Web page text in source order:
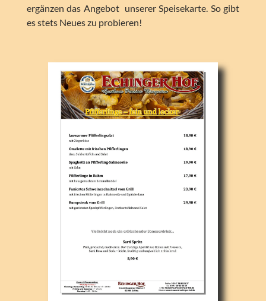
ergänzen das Angebot unserer Speisekarte. So gibt
es stets Neues zu probieren!